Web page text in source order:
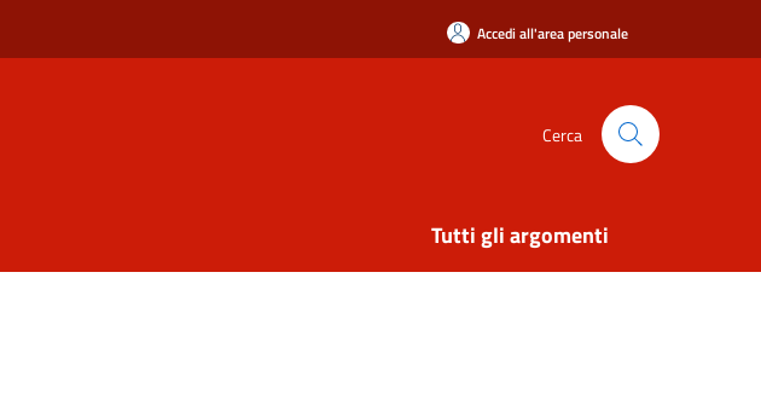
Accedi all'area personale
Cerca
Tutti gli argomenti